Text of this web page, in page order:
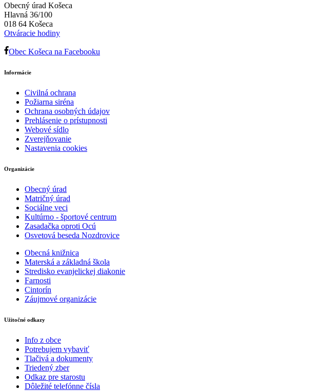
Obecný úrad Košeca
Hlavná 36/100
018 64 Košeca
Otváracie hodiny
Obec Košeca na Facebooku
Informácie
Civilná ochrana
Požiarna siréna
Ochrana osobných údajov
Prehlásenie o prístupnosti
Webové sídlo
Zverejňovanie
Nastavenia cookies
Organizácie
Obecný úrad
Matričný úrad
Sociálne veci
Kultúrno - športové centrum
Zasadačka oproti Ocú
Osvetová beseda Nozdrovice
Obecná knižnica
Materská a základná škola
Stredisko evanjelickej diakonie
Farnosti
Cintorín
Záujmové organizácie
Užitočné odkazy
Info z obce
Potrebujem vybaviť
Tlačivá a dokumenty
Triedený zber
Odkaz pre starostu
Dôležité telefónne čísla